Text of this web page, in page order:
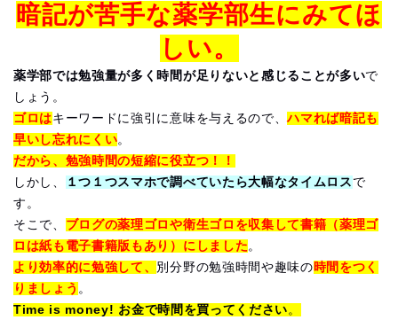
暗記が苦手な薬学部生にみてほ
しい。
薬学部では勉強量が多く時間が足りないと感じることが多いで
しょう。
ゴロはキーワードに強引に意味を与えるので、ハマれば暗記も
早いし忘れにくい。
だから、勉強時間の短縮に役立つ！！
しかし、
１つ１つスマホで調べていたら大幅なタイムロス で
す。
そこで、 ブログの薬理ゴロや衛生ゴロを収集して書籍（薬理ゴ
ロは紙も電子書籍版もあり）にしました。
より効率的に勉強して、 別分野の勉強時間や趣味の時間をつく
りましょう 。
Time is money! お金で時間を買ってください。